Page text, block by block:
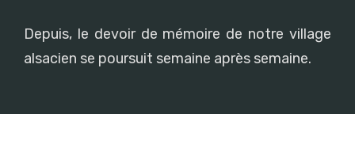
Depuis, le devoir de mémoire de notre village
alsacien se poursuit semaine après semaine.